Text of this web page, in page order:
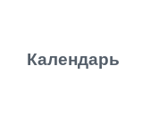
Календарь